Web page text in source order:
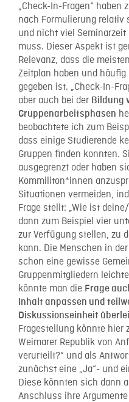
„Check-In-Fragen“ haben
nach Formulierung
und nicht viel
muss. Dieser Aspekt ist
Relevanz, dass die
Zeitplan haben und
gegeben ist. „Check-In-
aber auch bei der Bildung
Gruppenarbeitsphasen
beobachtete ich zum
dass einige Studierende
Gruppen finden konnten.
ausgegrenzt oder haben
Kommiliton*innen
Situationen vermeiden,
Frage stellt: „Wie ist
dann zum Beispiel vier
zur Verfügung stellen, zu
kann. Die Menschen in
schon eine gewisse
Gruppenmitgliedern
könnte man die Frage
Inhalt anpassen und
Diskussionseinheit
Fragestellung könnte hier
Weimarer Republik von
verurteilt?“ und als
zunächst eine „Ja“- und
Diese könnten sich dann
Anschluss ihre Argumente